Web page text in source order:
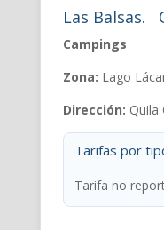
Las Balsas.
Campings
Zona: Lago
Dirección: Quila
Tarifas por
Tarifa no